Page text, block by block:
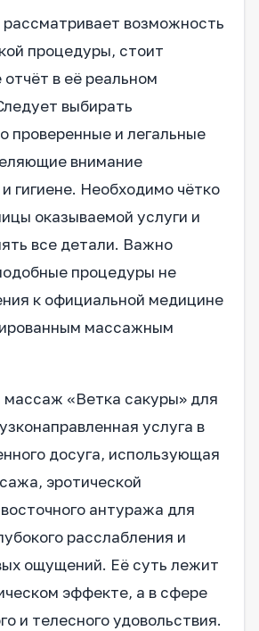
возможность
процедуры, стоит
отчёт в её реальном
выбирать
проверенные и легальные
внимание
гигиене. Необходимо чётко
оказываемой услуги и
все детали. Важно
процедуры не
к официальной медицине
массажным
массаж «Ветка сакуры» для
услуга в
досуга, использующая
эротической
антуража для
расслабления и
ощущений. Её суть лежит
эффекте, а в сфере
и телесного удовольствия.